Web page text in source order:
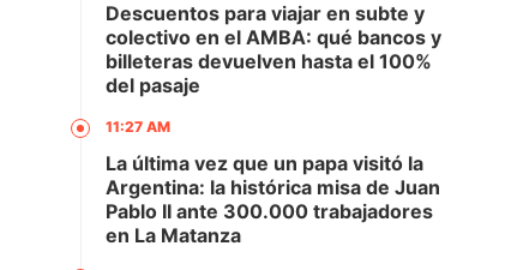
Descuentos para viajar en subte y
colectivo en el AMBA: qué bancos y
billeteras devuelven hasta el 100%
del pasaje
11:27 AM
La última vez que un papa visitó la
Argentina: la histórica misa de Juan
Pablo II ante 300.000 trabajadores
en La Matanza